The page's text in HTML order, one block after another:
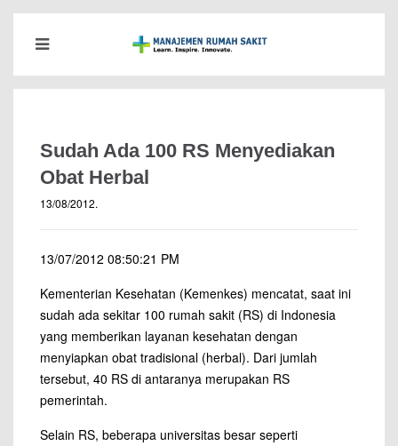
Sudah Ada 100 RS Menyediakan
Obat Herbal
13/08/2012.
13/07/2012 08:50:21 PM
Kementerian Kesehatan (Kemenkes) mencatat, saat ini
sudah ada sekitar 100 rumah sakit (RS) di Indonesia
yang memberikan layanan kesehatan dengan
menyiapkan obat tradisional (herbal). Dari jumlah
tersebut, 40 RS di antaranya merupakan RS
pemerintah.
Selain RS, beberapa universitas besar seperti